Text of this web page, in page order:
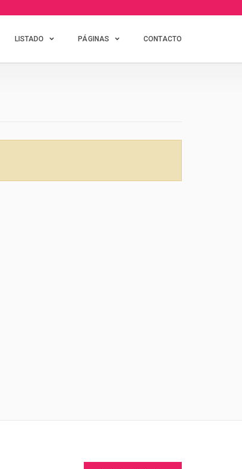
LISTADO PÁGINAS CONTACTO